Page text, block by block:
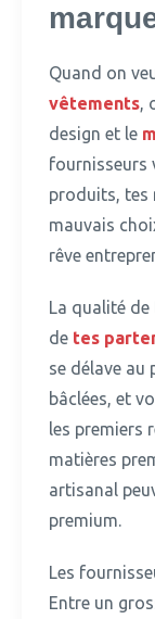
Quand on
vêtements,
design et le
fournisseurs
produits, tes
mauvais
rêve
La qualité
de tes
se délave au
bâclées, et
les premiers
matières
artisanal
premium.
Les
Entre un